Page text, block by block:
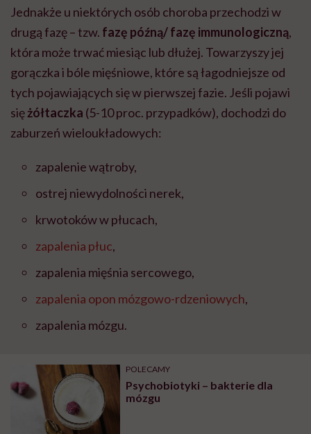
Jednakże u niektórych osób choroba przechodzi w
drugą fazę – tzw. fazę późną/ fazę immunologiczną,
która może trwać miesiąc lub dłużej. Towarzyszy jej
gorączka i bóle mięśniowe, które są łagodniejsze od
tych pojawiających się w pierwszej fazie. Jeśli pojawi
siężółtaczka (5-10 proc. przypadków), dochodzi do
zaburzeń wieloukładowych:
zapalenie wątroby,
ostrej niewydolności nerek,
krwotoków w płucach,
zapalenia płuc,
zapalenia mięśnia sercowego,
zapalenia opon mózgowo-rdzeniowych,
zapalenia mózgu.
POLECAMY
Psychobiotyki – bakterie dla
mózgu